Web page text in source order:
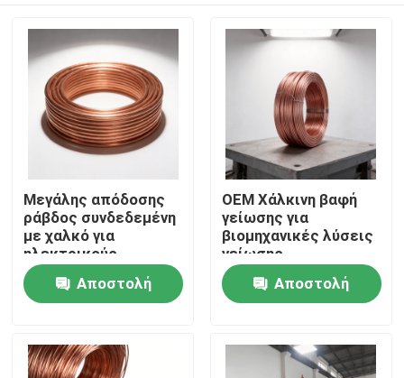
Αρχική Σελίδα
Προϊόντα
Μεγάλης απόδοσης
ράβδος συνδεδεμένη
με χαλκό για
ηλεκτρικούς
υποσταθμούς
Αποστολή
OEM Χάλκινη βαφή
γείωσης για
βιομηχανικές λύσεις
γείωσης
Αποστολή